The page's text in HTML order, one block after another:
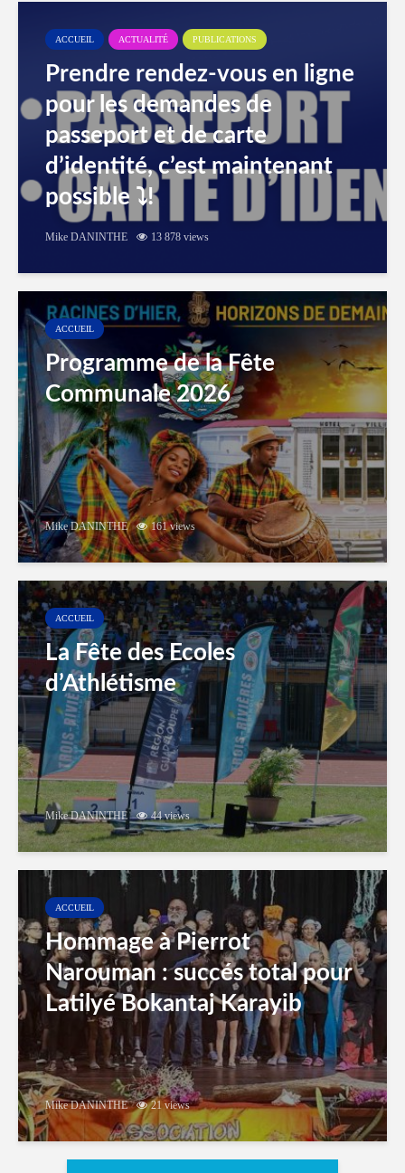
ACCUEIL ACTUALITÉ PUBLICATIONS
Prendre rendez-vous en ligne
pour les demandes de
passeport et de carte
d’identité, c’est maintenant
possible ⤵️!
Mike DANINTHE 13 878 views
ACCUEIL
Programme de la Fête
Communale 2026
Mike DANINTHE 161 views
ACCUEIL
La Fête des Ecoles
d’Athlétisme
Mike DANINTHE 44 views
ACCUEIL
Hommage à Pierrot
Narouman : succés total pour
Latilyé Bokantaj Karayib
Mike DANINTHE 21 views